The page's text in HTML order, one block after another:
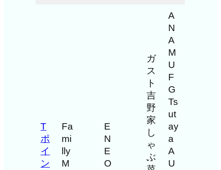
T
ポ
イ
ン
Fa
mi
lly
M
E
N
E
O
ガ
ス
ト
吉
野
家
し
ゃ
ぶ
A
N
A
M
U
F
G
Ts
ut
ay
a
A
U